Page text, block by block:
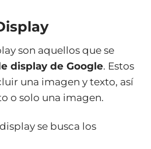
son aquellos que se
display de Google. Estos
una imagen y texto, así
o solo una imagen.
se busca los